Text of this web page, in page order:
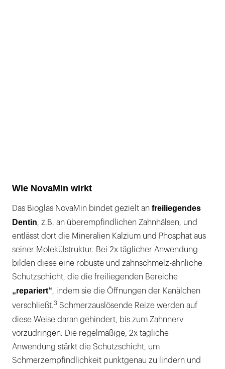
Wie NovaMin wirkt
Das Bioglas NovaMin bindet gezielt an freiliegendes
Dentin, z.B. an überempfindlichen Zahnhälsen, und
entlässt dort die Mineralien Kalzium und Phosphat aus
seiner Molekülstruktur. Bei 2x täglicher Anwendung
bilden diese eine robuste und zahnschmelz-ähnliche
Schutzschicht, die die freiliegenden Bereiche
„repariert“, indem sie die Öffnungen der Kanälchen
verschließt.3 Schmerzauslösende Reize werden auf
diese Weise daran gehindert, bis zum Zahnnerv
vorzudringen. Die regelmäßige, 2x tägliche
Anwendung stärkt die Schutzschicht, um
Schmerzempfindlichkeit punktgenau zu lindern und